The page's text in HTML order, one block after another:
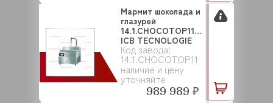
Код завода:
14.1.CHOCOTOP11
наличие и цену
уточняйте
Мармит шоколада и
глазурей
14.1.CHOCOTOP11
ICB TECNOLOGIE
S.R.L.
989 989 ₽